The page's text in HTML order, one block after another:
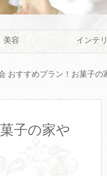
美容 インテ
おすすめプラン！お菓子の
子の家や